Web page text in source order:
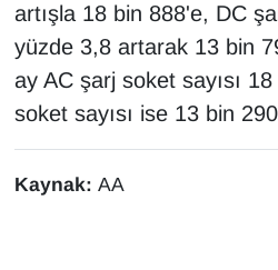
artışla 18 bin 888'e, DC
yüzde 3,8 artarak 13 bin
ay AC şarj soket sayısı
soket sayısı ise 13 bin
Kaynak: AA
MAGAZİN
MEDYA
POLİTİKA